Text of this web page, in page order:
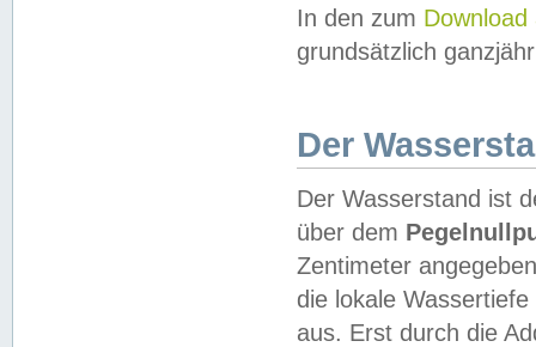
In den zum Download
grundsätzlich
Der
Der Wasserstand ist
über dem
Zentimeter
die lokale
aus. Erst durch die